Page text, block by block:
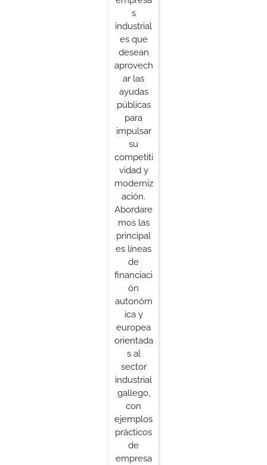
s
industrial
es que
desean
aprovech
ar las
ayudas
públicas
para
impulsar
su
competiti
vidad y
moderniz
ación.
Abordare
mos las
principal
es líneas
de
financiaci
ón
autonóm
ica y
europea
orientada
s al
sector
industrial
gallego,
con
ejemplos
prácticos
de
empresa